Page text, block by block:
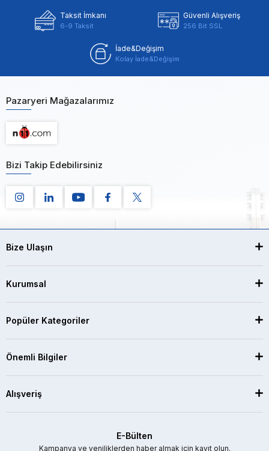
Taksit İmkanı
6-9 Taksit
Güvenli Alışveriş
256 Bit SSL
İade&Değişim
Kolay İade&Değişim
Pazaryeri Mağazalarımız
Bizi Takip Edebilirsiniz
Bize Ulaşın
Kurumsal
Popüler Kategoriler
Önemli Bilgiler
Alışveriş
E-Bülten
Kampanya ve yeniliklerden haber almak için kayıt olun.